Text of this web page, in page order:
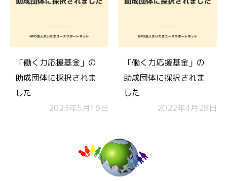
「働く力応援基金」の
助成団体に採択されま
した
2023年5月16日
「働く力応援基金」の
助成団体に採択されま
した
2022年4月28日